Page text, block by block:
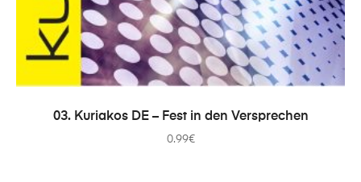
IN DEN WARENKORB
03. Kuriakos DE – Fest in den Versprechen
0.99€